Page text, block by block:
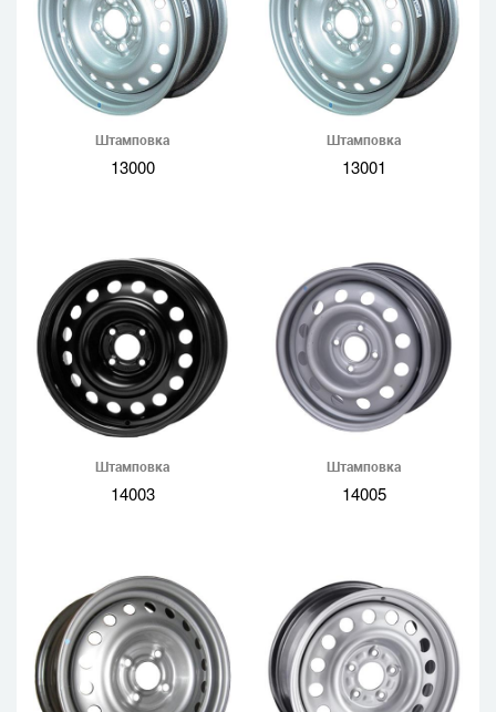
Штамповка
13000
Штамповка
13001
Штамповка
14003
Штамповка
14005